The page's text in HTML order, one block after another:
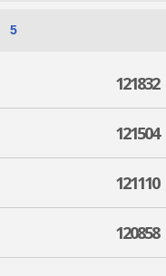
5
121832
121504
121110
120858